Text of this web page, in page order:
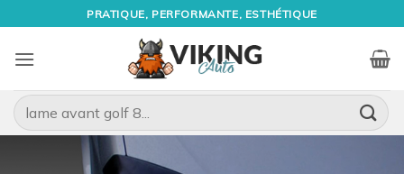
au
contenu
PRATIQUE, PERFORMANTE, ESTHÉTIQUE
Recherche
pour :